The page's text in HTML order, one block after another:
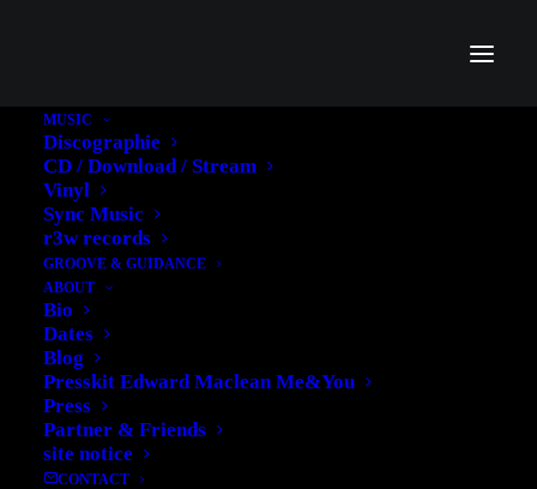
MUSIC
Discographie
CD / Download / Stream
Vinyl
Sync Music
r3w records
GROOVE & GUIDANCE
ABOUT
Bio
Dates
Blog
Presskit Edward Maclean Me&You
Press
Partner & Friends
site notice
CONTACT
Marc Doffey Quintett